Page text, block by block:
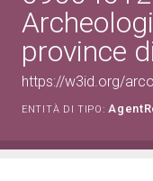
province
https://w3id.org/
ENTITÀ DI TIPO: